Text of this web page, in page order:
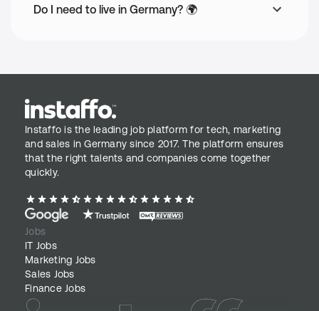
PartSpace ist ein Team aus aktuell rund 50 klugen Köpfen, die
Allüren. Bei uns trifft ein moderner Tech-Stack auf Hands-on-
Mentalität, klare Architektur auf Eigenverantwortung und
Agilität auf echte Verbundenheit. Wir denken in Lösungen und
lieben sauberen Code genauso sehr wie eine gscheide
Brotzeit.
Application Process
Erster Call 📞
Video-Interview 💻
Triff das Team 🏢
Do I need to live in Germany? 🌍
Instaffo is the leading job platform for tech, marketing
and sales in Germany since 2017. The platform ensures
that the right talents and companies come together
quickly.
Jobs
IT Jobs
Marketing Jobs
Sales Jobs
Finance Jobs